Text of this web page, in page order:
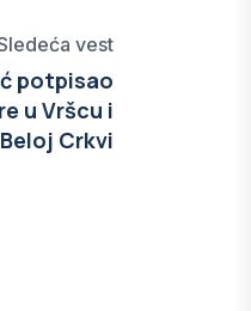
vest
potpisao
u Vršcu i
Beloj Crkvi